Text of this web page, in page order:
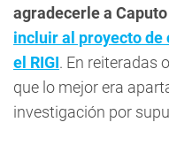
agradecerle a
incluir al proyecto de
el RIGI. En reiteradas
que lo mejor era
investigación por